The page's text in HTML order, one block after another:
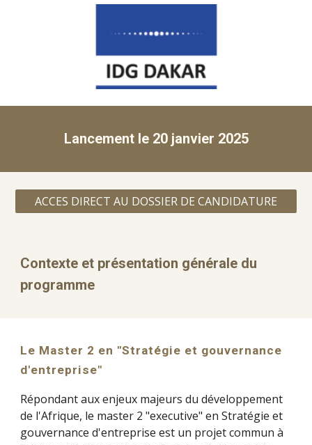
Lancement le 20 janvier 2025
ACCES DIRECT AU DOSSIER DE CANDIDATURE
Contexte et présentation générale du
programme
Le Master 2 en "Stratégie et gouvernance
d'entreprise"
Répondant aux enjeux majeurs du développement
de l'Afrique, le master 2 "executive"en Stratégie et
gouvernance d'entreprise est un projet commun à